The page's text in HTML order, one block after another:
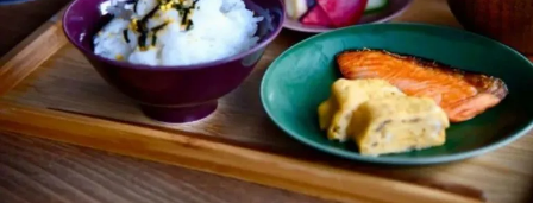
しめ
るも
のっ
て？